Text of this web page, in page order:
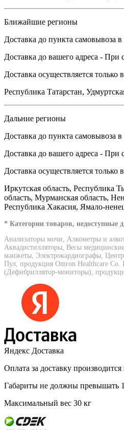
Ближайшие регионы
Доставка до пункта самовывоза
Доставка до вашего адреса - При
Доставка осуществляется
Республика Татарстан,
Дальние регионы
Доставка до пункта самовывоза
Доставка до вашего адреса - При
Доставка осуществляется
Иркутская область, Республика
область, Мурманская область,
Республика Хакасия, Ямало-
* Категории товаров, недоступные
Анализаторы мочи, Алкометры и
Аквадистилляторы, Весы
манжеты, Электрокардиографы,
Пул, продукция Omron Healthcare
(Дефибриллятор-мониторы),
Яндекс Доставка
Оплата за доставку
Габариты не должны превышать
Максимальный вес 30 кг